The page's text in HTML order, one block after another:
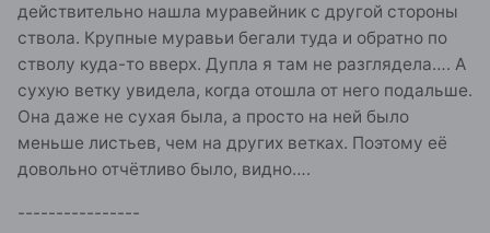
действительно нашла муравейник с другой стороны
ствола. Крупные муравьи бегали туда и обратно по
стволу куда-то вверх. Дупла я там не разглядела…. А
сухую ветку увидела, когда отошла от него подальше.
Она даже не сухая была, а просто на ней было
меньше листьев, чем на других ветках. Поэтому её
довольно отчётливо было, видно….
----------------